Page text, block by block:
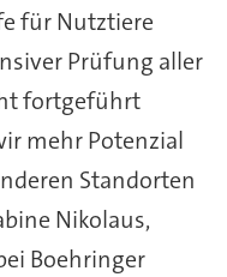
für Nutztiere
Prüfung aller
fortgeführt
mehr Potenzial
Standorten
Nikolaus,
Boehringer